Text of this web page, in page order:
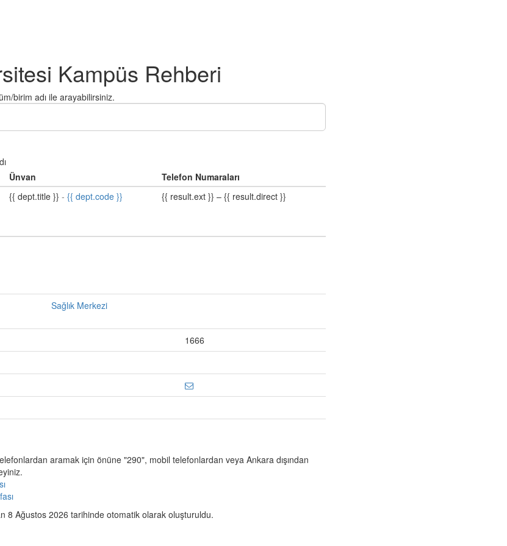
Kampüs Rehberi
birim adı ile arayabilirsiniz.
Ünvan
Telefon Numaraları
{{ dept.title }} - {{ dept.code }} {{ result.ext }} – {{ result.direct }}
Sağlık Merkezi
1666
aramak için önüne "290", mobil telefonlardan veya Ankara dışından
8 Ağustos 2026 tarihinde otomatik olarak oluşturuldu.